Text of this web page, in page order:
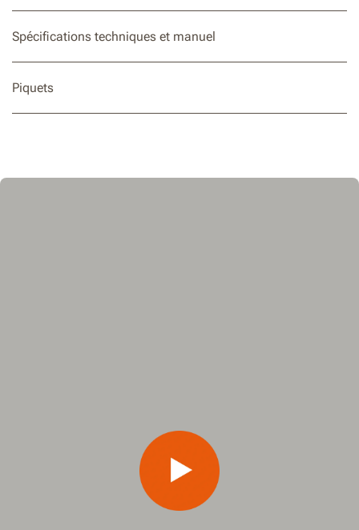
Spécifications techniques et manuel
Piquets